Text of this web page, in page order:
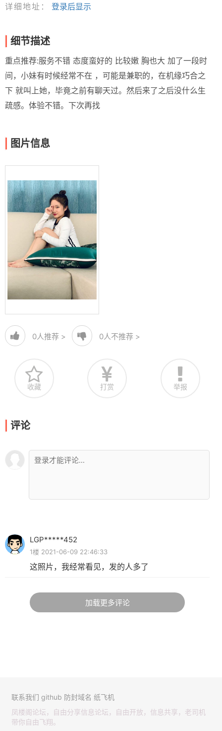
详细地址：
登录后显示
细节描述
重点推荐:服务不错 态度蛮好的 比较嫩 胸也大 加了一段时
间，小妹有时候经常不在 ，可能是兼职的，在机缘巧合之
下 就叫上她，毕竟之前有聊天过。然后来了之后没什么生
疏感。体验不错。下次再找
图片信息
0人推荐 > 0人不推荐 >
收藏 打赏 举报
评论
LGP*****452
1楼 2021-06-09 22:46:33
这照片，我经常看见，发的人多了
加载更多评论
联系我们 github 防封域名 纸飞机
凤楼阁论坛，自由分享信息论坛，自由开放，信息共享，老司机
带你自由飞翔。